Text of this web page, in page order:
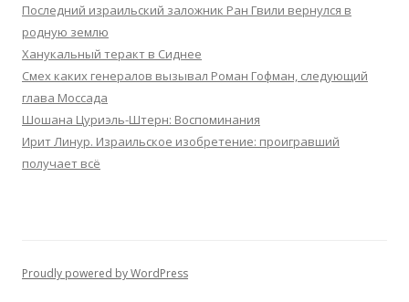
Последний израильский заложник Ран Гвили вернулся в
родную землю
Ханукальный теракт в Сиднее
Смех каких генералов вызывал Роман Гофман, следующий
глава Моссада
Шошана Цуриэль-Штерн: Воспоминания
Ирит Линур. Израильское изобретение: проигравший
получает всё
Proudly powered by WordPress